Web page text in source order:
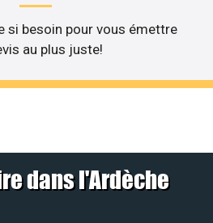
si besoin pour vous émettre
au plus juste!
dans l'Ardèche